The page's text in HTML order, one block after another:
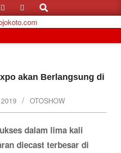
Search
akan Berlangsung di
OTOSHOW
dalam lima kali
diecast terbesar di